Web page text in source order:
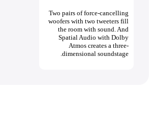
Two pairs of force-cancelling
woofers with two tweeters fill
the room with sound. And
Spatial Audio with Dolby
Atmos creates a three-
dimensional soundstage.